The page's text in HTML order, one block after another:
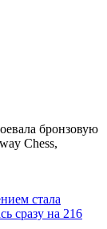
бронзовую
Chess,
стала
сразу на 216